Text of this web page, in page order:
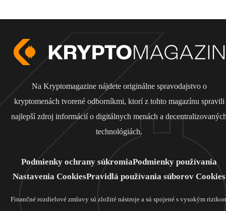
Na Kryptomagazine nájdete originálne spravodajstvo o
kryptomenách tvorené odborníkmi, ktorí z tohto magazínu spravili
najlepší zdroj informácií o digitálnych menách a
technológiách.
Podmienky ochrany súkromiaPodmienky používania
Nastavenia CookiesPravidlá používania súborov Cookies
Finančné rozdielové zmluvy sú zložité nástroje a sú spojené s vysokým